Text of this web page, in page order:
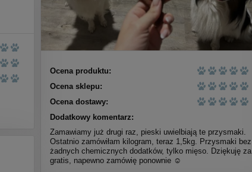
Ocena produktu:
Ocena sklepu:
Ocena dostawy:
Dodatkowy komentarz:
Zamawiamy już drugi raz, pieski uwielbiają te przysmaki.
Ostatnio zamówiłam kilogram, teraz 1,5kg. Przysmaki bez
żadnych chemicznych dodatków, tylko mięso. Dziękuję za
gratis, napewno zamówię ponownie ☺️